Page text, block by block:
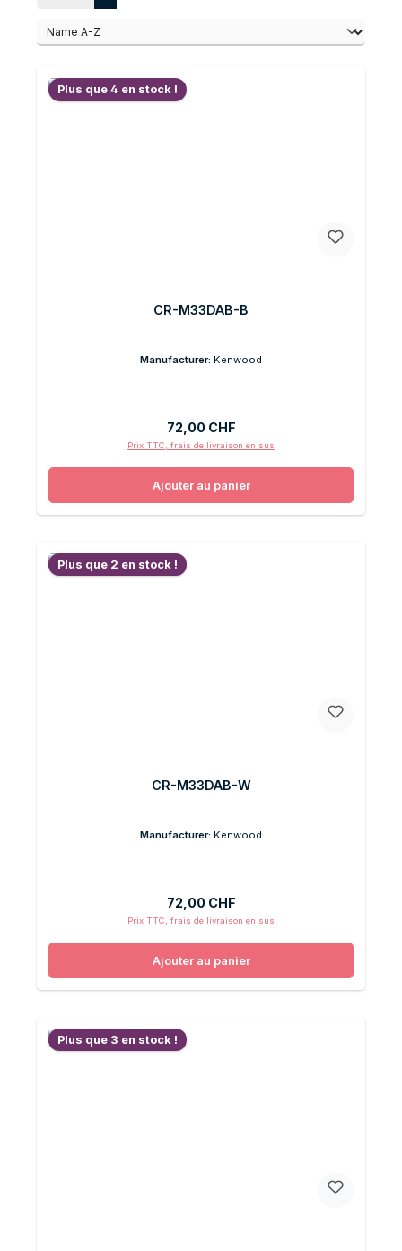
Plus que 4 en stock !
CR-M33DAB-B
Manufacturer: Kenwood
Prix régulier :
72,00 CHF
Prix TTC, frais de livraison en sus
Ajouter au panier
Plus que 2 en stock !
CR-M33DAB-W
Manufacturer: Kenwood
Prix régulier :
72,00 CHF
Prix TTC, frais de livraison en sus
Ajouter au panier
Plus que 3 en stock !